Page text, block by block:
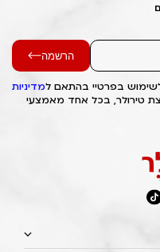
הרשמה
בפרטיי בהתאם למדיניות
טירולר, בכל אחד מאמצעי